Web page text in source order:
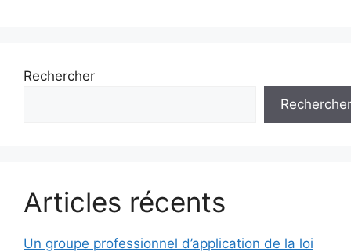
Rechercher
Rechercher
Articles récents
Un groupe professionnel d’application de la loi